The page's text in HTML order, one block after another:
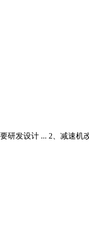
研发设计 ... 2、减速机